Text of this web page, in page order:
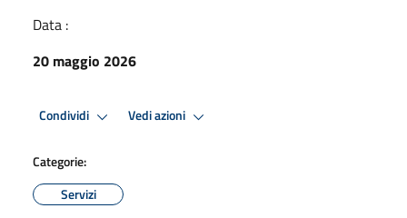
Data :
20 maggio 2026
Condividi Vedi azioni
Categorie:
Servizi